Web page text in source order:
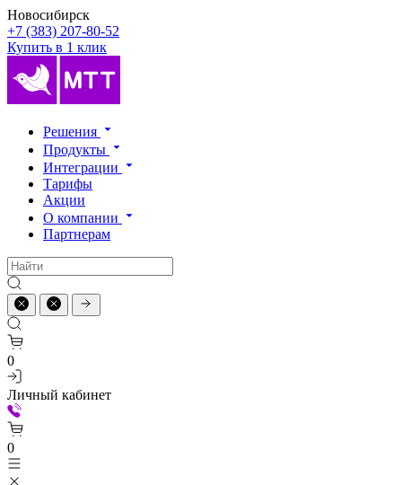
Новосибирск
+7 (383) 207-80-52
Купить в 1 клик
Решения
Продукты
Интеграции
Тарифы
Акции
О компании
Партнерам
0
Личный кабинет
0